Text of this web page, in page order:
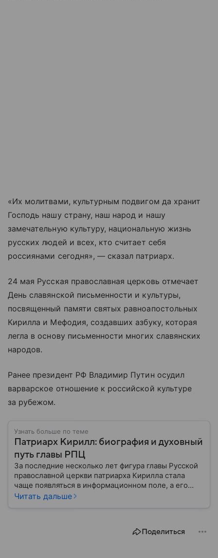
«Их молитвами, культурным подвигом да хранит
Господь нашу страну, наш народ и нашу
замечательную культуру, национальную жизнь
русских людей и всех, кто считает себя
россиянами сегодня», — сказал патриарх.
24 мая Русская православная церковь отмечает
День славянской письменности и культуры,
посвященный памяти святых равноапостольных
Кирилла и Мефодия, создавших азбуку, которая
легла в основу письменности многих славянских
народов.
Ранее президент РФ Владимир Путин осудил
варварское отношение к российской культуре
за рубежом.
Узнать больше по теме
Патриарх Кирилл: биография и духовный
путь главы РПЦ
За последние несколько лет фигура главы Русской
православной церкви патриарха Кирилла стала
чаще появляться в информационном поле, а его
роль уже давно вышла за рамки традиционного
Читать дальше
Поделиться